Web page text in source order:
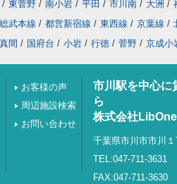
/ 東菅野 / 南小岩 / 平田 / 市川南 / 大洲 /
総武本線 / 都営新宿線 / 東西線 / 京葉線 /
間 / 国府台 / 小岩 / 行徳 / 菅野 / 京成小
お客様の声
周辺施設検索
お問い合わせ
市川駅を中心に
ら
株式会社
千葉県市川市市川
TEL:047-711-3631
FAX:047-711-3630